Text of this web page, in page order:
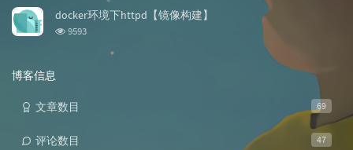
次
docker环境下httpd【镜像构建】
浏
9593
博客信息
69
文章数目
47
评论数目